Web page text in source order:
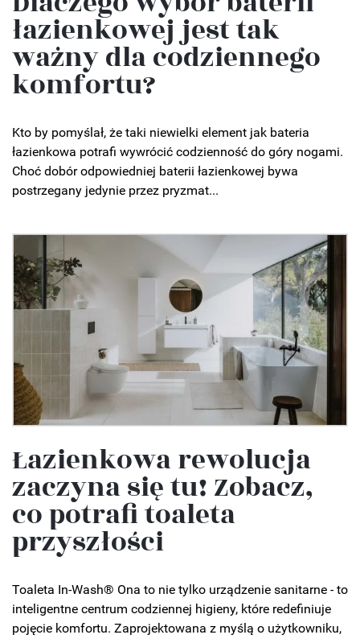
łazienkowej jest tak
ważny dla codziennego
komfortu?
Kto by pomyślał, że taki niewielki element jak bateria
łazienkowa potrafi wywrócić codzienność do góry nogami.
Choć dobór odpowiedniej baterii łazienkowej bywa
postrzegany jedynie przez pryzmat...
Łazienkowa rewolucja
zaczyna się tu! Zobacz,
co potrafi toaleta
przyszłości
Toaleta In-Wash® Ona to nie tylko urządzenie sanitarne - to
inteligentne centrum codziennej higieny, które redefiniuje
pojęcie komfortu. Zaprojektowana z myślą o użytkowniku,